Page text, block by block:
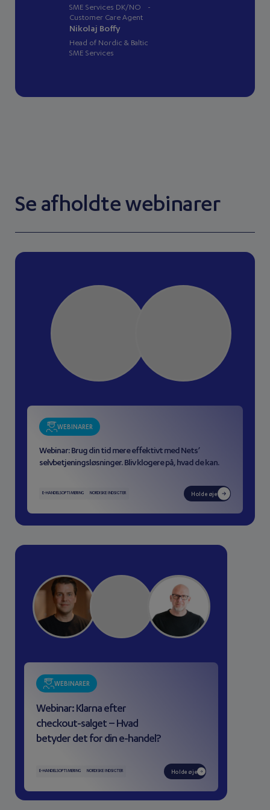
SME Services DK/NO -
Customer Care Agent
Nikolaj Boffy
Head of Nordic & Baltic
SME Services
Se afholdte webinarer
WEBINARER
Webinar: Brug din tid mere effektivt med Nets’
selvbetjeningsløsninger. Bliv klogere på, hvad de kan.
E-HANDELSOPTIMERING NORDISKE INDSIGTER Holde øje
WEBINARER
Webinar: Klarna efter
checkout-salget – Hvad
betyder det for din e-handel?
E-HANDELSOPTIMERING NORDISKE INDSIGTER Holde øje